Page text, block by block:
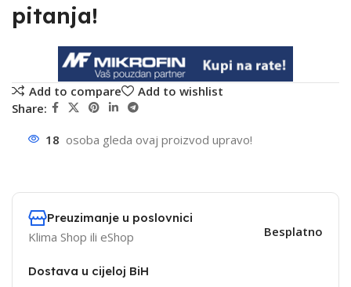
pitanja!
Add to compare
Add to wishlist
Share:
18 osoba gleda ovaj proizvod upravo!
Preuzimanje u poslovnici
Klima Shop ili eShop Besplatno
Dostava u cijeloj BiH